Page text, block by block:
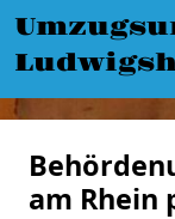
am Rhein